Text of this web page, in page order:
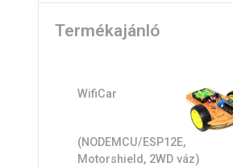
Termékajánló
WifiCar
(NODEMCU/ESP12E,
Motorshield, 2WD váz)